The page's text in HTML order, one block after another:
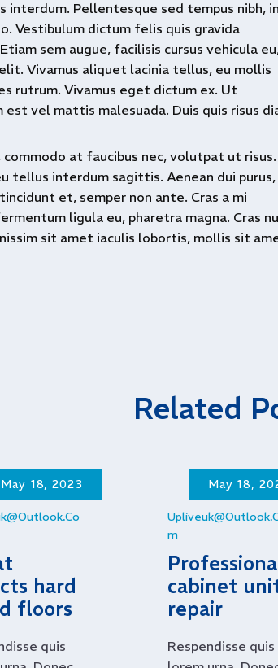
interdum. Pellentesque sed tempus nibh, in
Vestibulum dictum felis quis gravida
sem augue, facilisis cursus vehicula
Vivamus aliquet lacinia tellus, eu mollis
rutrum. Vivamus eget dictum ex. Ut
vel mattis malesuada. Duis quis risus
commodo at faucibus nec, volutpat ut risus.
tellus interdum sagittis. Aenean dui purus,
et, semper non ante. Cras a mi
ligula eu, pharetra magna. Cras
sit amet iaculis lobortis, mollis sit
Related
May 18, 2023
hard
floors
quis
May 18,
M
cabinet
repair
Respendisse quis